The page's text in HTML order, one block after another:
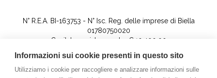
N° R.E.A. BI-163753 - N° Isc. Reg. delle imprese di Biella
01780750020
Capitale sociale versato: €.10.400,00
Web design - Databit Software Consulting SRLS
Informazioni sui cookie presenti in questo sito
Utilizziamo i cookie per raccogliere e analizzare informazioni sulle